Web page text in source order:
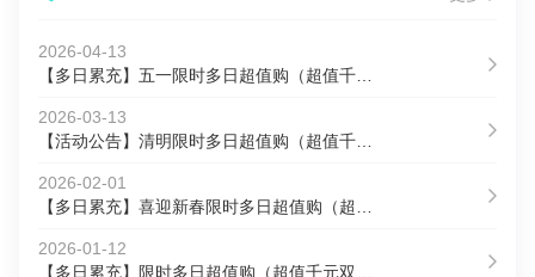
2026-04-13
2026-03-13
2026-02-01
2026-01-12